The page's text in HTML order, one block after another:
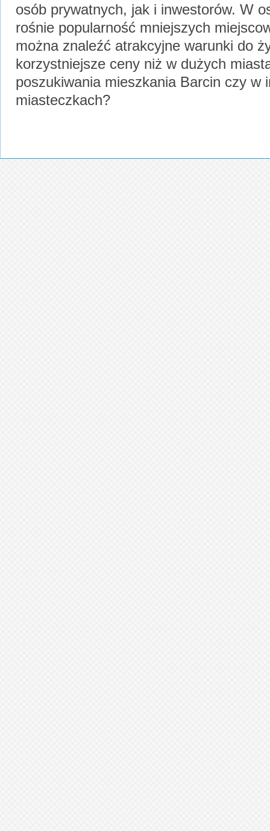
osób prywatnych, jak i inwestorów. W
rośnie popularność mniejszych
można znaleźć atrakcyjne warunki do
korzystniejsze ceny niż w dużych
poszukiwania mieszkania Barcin czy w
miasteczkach?